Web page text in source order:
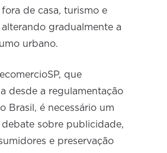
fora de casa, turismo e
alterando gradualmente a
urbano.
que
desde a regulamentação
Brasil, é necessário um
sobre publicidade,
e preservação